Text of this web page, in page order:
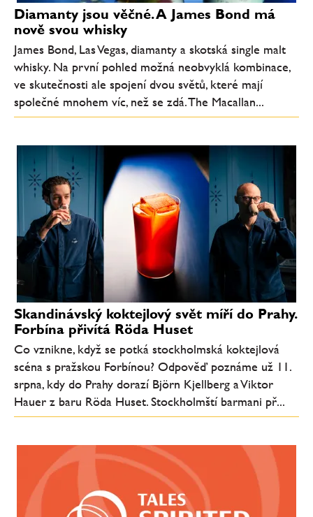
Diamanty jsou věčné. A James Bond má
nově svou whisky
James Bond, Las Vegas, diamanty a skotská single malt
whisky. Na první pohled možná neobvyklá kombinace,
ve skutečnosti ale spojení dvou světů, které mají
společné mnohem víc, než se zdá. The Macallan...
Skandinávský koktejlový svět míří do Prahy.
Forbína přivítá Röda Huset
Co vznikne, když se potká stockholmská koktejlová
scéna s pražskou Forbínou? Odpověď poznáme už 11.
srpna, kdy do Prahy dorazí Björn Kjellberg a Viktor
Hauer z baru Röda Huset. Stockholmští barmani př...